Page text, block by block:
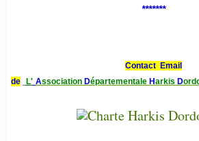
*******
Contact Email
de
L' Association Départementale Harkis D